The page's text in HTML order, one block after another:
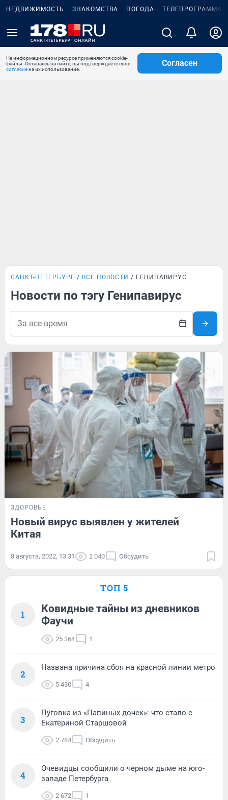
НЕДВИЖИМОСТЬ ЗНАКОМСТВА ПОГОДА ТЕЛЕПРОГРАММА
На информационном ресурсе применяются cookie-
файлы. Оставаясь на сайте, вы подтверждаете свое
согласиена их использование.
Согласен
САНКТ-ПЕТЕРБУРГ ВСЕ НОВОСТИ ГЕНИПАВИРУС
Новости по тэгу Генипавирус
ЗДОРОВЬЕ
Новый вирус выявлен у жителей
Китая
8 августа, 2022, 13:31 2 040 Обсудить
ТОП 5
1
Ковидные тайны из дневников
Фаучи
25 364 1
2
Названа причина сбоя на красной линии метро
5 430 4
3
Пуговка из «Папиных дочек»: что стало с
Екатериной Старшовой
2 784 Обсудить
4
Очевидцы сообщили о черном дыме на юго-
западе Петербурга
2 672 1